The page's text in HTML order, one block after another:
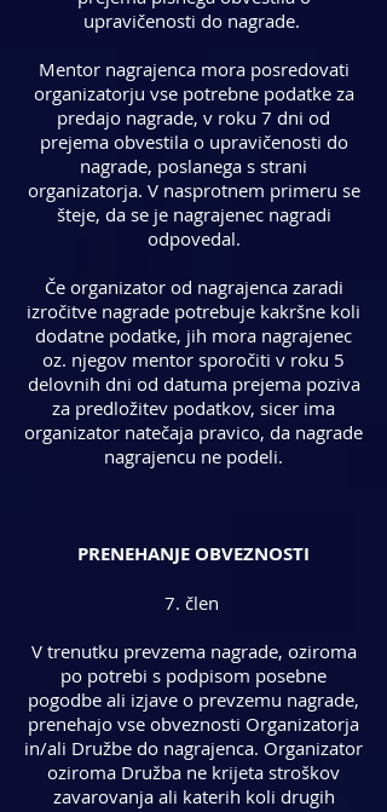
upravičenosti do nagrade.
Mentor nagrajenca mora posredovati
organizatorju vse potrebne podatke za
predajo nagrade, v roku 7 dni od
prejema obvestila o upravičenosti do
nagrade, poslanega s strani
organizatorja. V nasprotnem primeru se
šteje, da se je nagrajenec nagradi
odpovedal.
Če organizator od nagrajenca zaradi
izročitve nagrade potrebuje kakršne koli
dodatne podatke, jih mora nagrajenec
oz. njegov mentor sporočiti v roku 5
delovnih dni od datuma prejema poziva
za predložitev podatkov, sicer ima
organizator natečaja pravico, da nagrade
nagrajencu ne podeli.
PRENEHANJE OBVEZNOSTI
7. člen
V trenutku prevzema nagrade, oziroma
po potrebi s podpisom posebne
pogodbe ali izjave o prevzemu nagrade,
prenehajo vse obveznosti Organizatorja
in/ali Družbe do nagrajenca. Organizator
oziroma Družba ne krijeta stroškov
zavarovanja ali katerih koli drugih